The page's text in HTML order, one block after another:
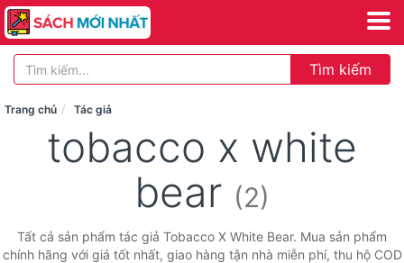
Tìm kiếm
Trang chủ Tác giả
tobacco x white
bear (2)
Tất cả sản phẩm tác giả Tobacco X White Bear. Mua sản phẩm
chính hãng với giá tốt nhất, giao hàng tận nhà miễn phí, thu hộ COD